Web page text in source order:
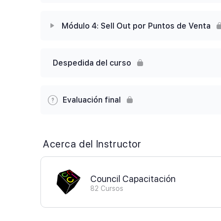
Lección 1.3: Diseño del reporte (gráficas y
Lección 1.6: Calculate en Matriz
Lección 2.3: Tabla de Acumulados
Lección 3.3: Creando la gráfica de Cascada
Módulo 4: Sell Out por Puntos de Venta
Lección 4.5: Agregando Segmentadores y
Despedida del curso
Evaluación final
Acerca del Instructor
Council Capacitación
82 Cursos